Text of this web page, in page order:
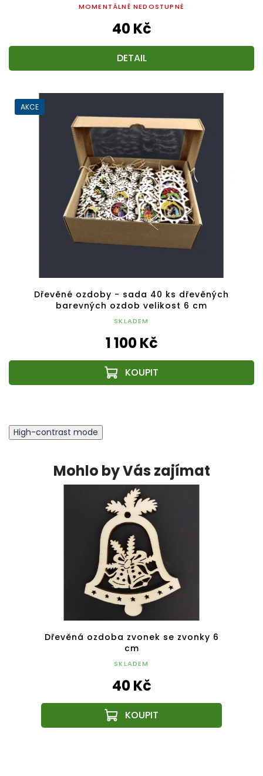
MOMENTÁLNĚ NEDOSTUPNÉ
40 Kč
DETAIL
AKCE
Dřevěné ozdoby - sada 40 ks dřevěných
barevných ozdob velikost 6 cm
SKLADEM
1 100 Kč
High-contrast mode
Mohlo by Vás zajímat
Dřevěná ozdoba zvonek se zvonky 6
cm
SKLADEM
40 Kč